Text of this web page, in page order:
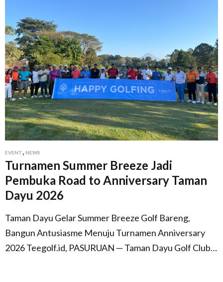
EVENT, NEWS
Turnamen Summer Breeze Jadi
Pembuka Road to Anniversary Taman
Dayu 2026
Taman Dayu Gelar Summer Breeze Golf Bareng,
Bangun Antusiasme Menuju Turnamen Anniversary
2026 Teegolf.id, PASURUAN — Taman Dayu Golf Club…